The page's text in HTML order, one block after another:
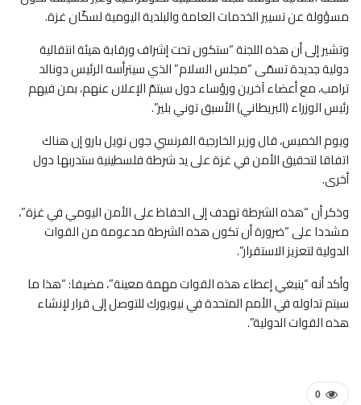
مسؤولة عن تسيير الخدمات العامة والبلدية اليومية لسكّان غزة.
وتشير إلى أن هذه اللجنة “ستكون تحت إشراف ورقابة هيئة انتقالية
دولية جديدة تسمّى “مجلس السلام” الذي سيترأسه الرئيس دونالد
ترامب، مع أعضاء آخرين ورؤساء دول سيتمّ الإعلان عنهم، بمن فيهم
رئيس الوزراء (البريطاني) الأسبق توني بلير”.
ويوم الخميس، قال وزير الخارجية الفرنسي جون نويل بارو إن هناك
اتفاقا لتحقيق الأمن في غزة على يد شرطة فلسطينية ستدربها دول
أخرى.
وذكر أن “هذه الشرطة تهدف إلى الحفاظ على الأمن اليومي في غزة”،
مشددا على “ضرورة أن تكون هذه الشرطة مدعومة من القوات
الدولية لتعزيز الاستقرار”.
وأكد أنه “ينبغي إعطاء هذه القوات مهمة معينة”، مضيفا: “هذا ما
سيتم تداوله في الأمم المتحدة في نيويورك للتوصل إلى قرار لإنشاء
هذه القوات الدولية”.
0